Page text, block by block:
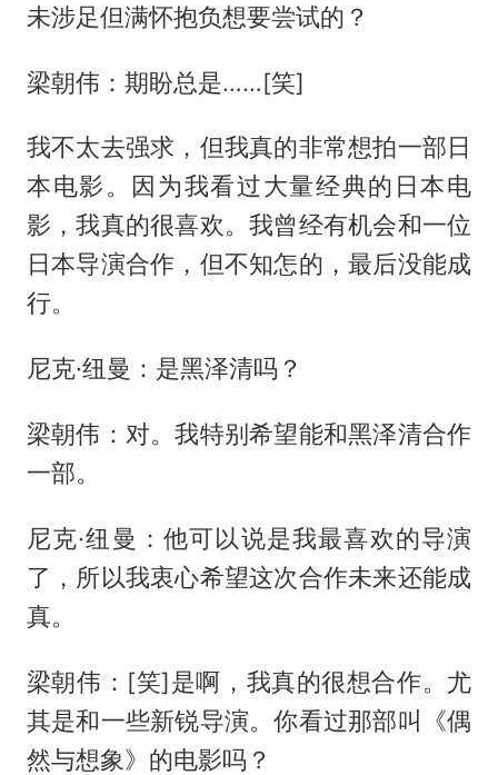
未涉足但满怀抱负想要尝试的？
梁朝伟：期盼总是……[笑]
我不太去强求，但我真的非常想拍一部日
本电影。因为我看过大量经典的日本电
影，我真的很喜欢。我曾经有机会和一位
日本导演合作，但不知怎的，最后没能成
行。
尼克·纽曼：是黑泽清吗？
梁朝伟：对。我特别希望能和黑泽清合作
一部。
尼克·纽曼：他可以说是我最喜欢的导演
了，所以我衷心希望这次合作未来还能成
真。
梁朝伟：[笑]是啊，我真的很想合作。尤
其是和一些新锐导演。你看过那部叫《偶
然与想象》的电影吗？